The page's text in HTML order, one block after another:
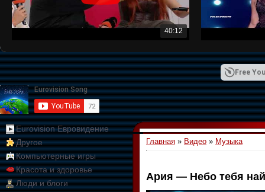
40:12
Free
Eurovision Евровидение
Другое
Компьютерные игры
Красота и здоровье
Люди и блоги
Главная » Видео » Музыка
Ария — Небо тебя